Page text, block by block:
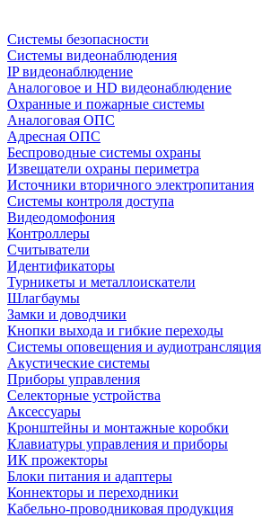
Системы безопасности
Системы видеонаблюдения
IP видеонаблюдение
Аналоговое и HD видеонаблюдение
Охранные и пожарные системы
Аналоговая ОПС
Адресная ОПС
Беспроводные системы охраны
Извещатели охраны периметра
Источники вторичного электропитания
Системы контроля доступа
Видеодомофония
Контроллеры
Считыватели
Идентификаторы
Турникеты и металлоискатели
Шлагбаумы
Замки и доводчики
Кнопки выхода и гибкие переходы
Системы оповещения и аудиотрансляция
Акустические системы
Приборы управления
Селекторные устройства
Аксессуары
Кронштейны и монтажные коробки
Клавиатуры управления и приборы
ИК прожекторы
Блоки питания и адаптеры
Коннекторы и переходники
Кабельно-проводниковая продукция